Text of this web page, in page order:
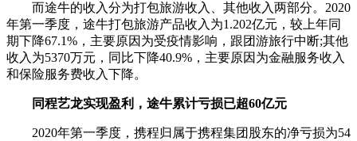
而途牛的收入分为打包旅游收入、其他收入两部分。2020
年第一季度，途牛打包旅游产品收入为1.202亿元，较上年同
期下降67.1%，主要原因为受疫情影响，跟团游旅行中断;其他
收入为5370万元，同比下降40.9%，主要原因为金融服务收入
和保险服务费收入下降。
同程艺龙实现盈利，途牛累计亏损已超60亿元
2020年第一季度，携程归属于携程集团股东的净亏损为54